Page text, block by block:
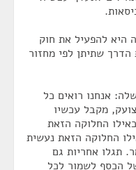
היא להפעיל את חוק
שתיתן לפי מחזור
אנחנו רואים כל
מקבל עכשיו
החלוקה הזאת
החלוקה הזאת נעשית
תגלו אחריות גם
הכסף לשמור לכל